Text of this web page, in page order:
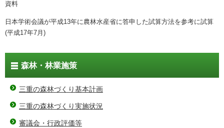
資料
日本学術会議が平成13年に農林水産省に答申した試算方法を参考に試算
(平成17年7月)
森林・林業施策
三重の森林づくり基本計画
三重の森林づくり実施状況
審議会・行政評価等